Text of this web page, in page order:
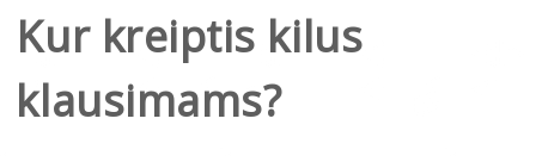
Kur kreiptis kilus
klausimams?